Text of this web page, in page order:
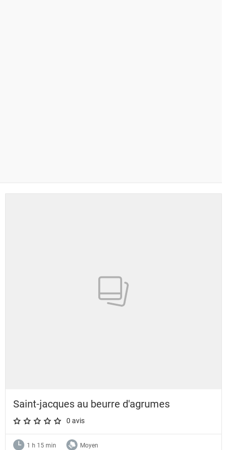
Saint-jacques au beurre d'agrumes
A star rating of 0 out of 5.
0 avis
1 h 15 min Moyen